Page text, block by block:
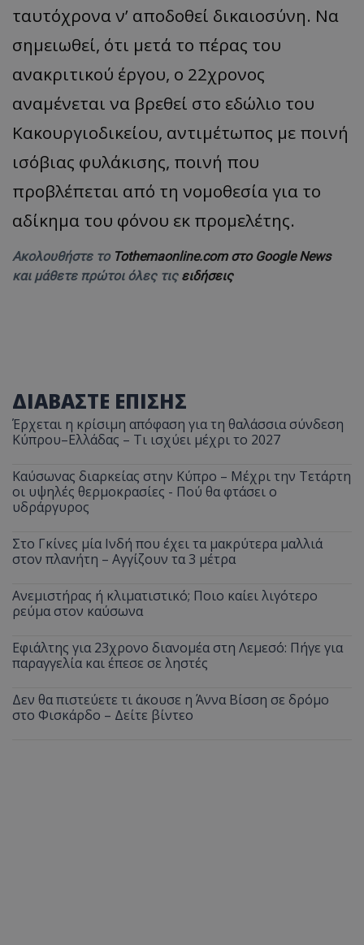
ταυτόχρονα ν’ αποδοθεί δικαιοσύνη. Να
σημειωθεί, ότι μετά το πέρας του
ανακριτικού έργου, ο 22χρονος
αναμένεται να βρεθεί στο εδώλιο του
Κακουργιοδικείου, αντιμέτωπος με ποινή
ισόβιας φυλάκισης, ποινή που
προβλέπεται από τη νομοθεσία για το
αδίκημα του φόνου εκ προμελέτης.
Ακολουθήστε το Tothemaonline.com στο Google News
και μάθετε πρώτοι όλες τις ειδήσεις
ΔΙΑΒΑΣΤΕ ΕΠΙΣΗΣ
Έρχεται η κρίσιμη απόφαση για τη θαλάσσια σύνδεση
Κύπρου–Ελλάδας – Τι ισχύει μέχρι το 2027
Καύσωνας διαρκείας στην Κύπρο – Μέχρι την Τετάρτη
οι υψηλές θερμοκρασίες - Πού θα φτάσει ο
υδράργυρος
Στο Γκίνες μία Ινδή που έχει τα μακρύτερα μαλλιά
στον πλανήτη – Αγγίζουν τα 3 μέτρα
Ανεμιστήρας ή κλιματιστικό; Ποιο καίει λιγότερο
ρεύμα στον καύσωνα
Εφιάλτης για 23χρονο διανομέα στη Λεμεσό: Πήγε για
παραγγελία και έπεσε σε ληστές
Δεν θα πιστεύετε τι άκουσε η Άννα Βίσση σε δρόμο
στο Φισκάρδο – Δείτε βίντεο